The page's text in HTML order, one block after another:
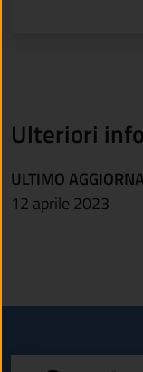
Ulteriori
ULTIMO
12 aprile 2023